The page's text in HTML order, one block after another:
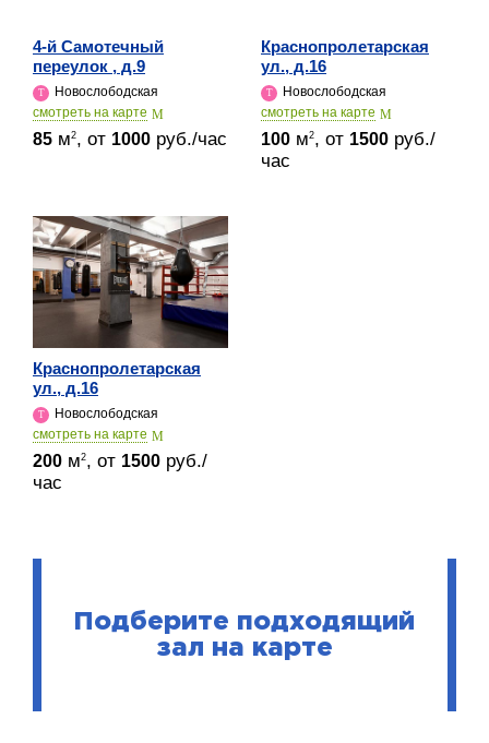
4-й Самотечный
переулок , д.9
Новослободская
cмотреть на карте
85 м2, от 1000 руб./час
Краснопролетарская
ул., д.16
Новослободская
cмотреть на карте
100 м2, от 1500 руб./
час
Краснопролетарская
ул., д.16
Новослободская
cмотреть на карте
200 м2, от 1500 руб./
час
Подберите подходящий
зал на карте